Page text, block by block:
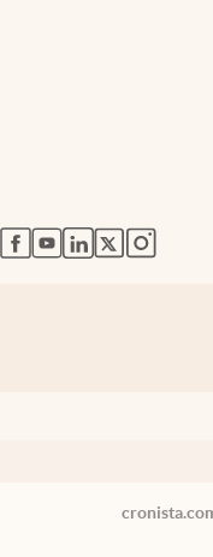
abre en nueva pestaña
abre en nueva
abre en nueva
abre en
abre